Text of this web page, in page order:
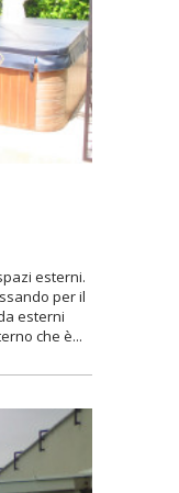
esterni.
per il
esterni
che è...